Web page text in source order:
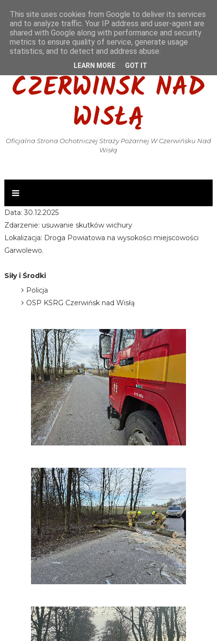
OSP KSRG
CZERWIŃSK NAD
WISŁĄ
Oficjalna Strona Ochotniczej Straży Pożarnej W Czerwińsku Nad
Wisłą
Data: 30.12.2025
Zdarzenie: usuwanie skutków wichury
Lokalizacja: Droga Powiatowa na wysokości miejscowości
Garwolewo.
Siły i Środki
Policja
OSP KSRG Czerwińsk nad Wisłą
This site uses cookies from Google to deliver its services
and to analyze traffic. Your IP address and user-agent are
shared with Google along with performance and security
metrics to ensure quality of service, generate usage
statistics, and to detect and address abuse.
LEARN MORE GOT IT